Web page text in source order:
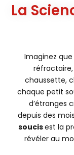
La
Imaginez
chaussette,
chaque petit
d’étranges
depuis des
soucisest la
révéler au